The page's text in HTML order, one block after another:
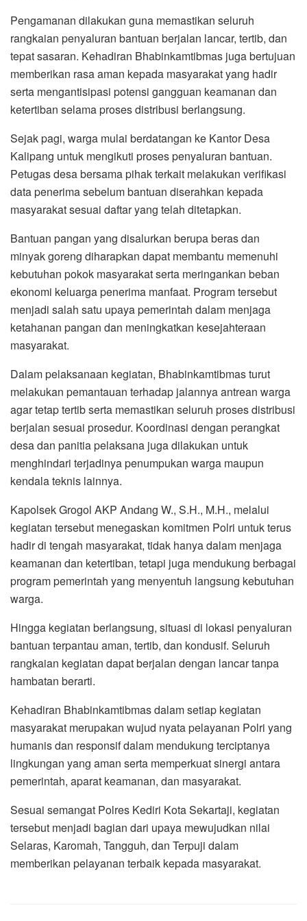
Pengamanan dilakukan guna memastikan seluruh
rangkaian penyaluran bantuan berjalan lancar, tertib, dan
tepat sasaran. Kehadiran Bhabinkamtibmas juga bertujuan
memberikan rasa aman kepada masyarakat yang hadir
serta mengantisipasi potensi gangguan keamanan dan
ketertiban selama proses distribusi berlangsung.
Sejak pagi, warga mulai berdatangan ke Kantor Desa
Kalipang untuk mengikuti proses penyaluran bantuan.
Petugas desa bersama pihak terkait melakukan verifikasi
data penerima sebelum bantuan diserahkan kepada
masyarakat sesuai daftar yang telah ditetapkan.
Bantuan pangan yang disalurkan berupa beras dan
minyak goreng diharapkan dapat membantu memenuhi
kebutuhan pokok masyarakat serta meringankan beban
ekonomi keluarga penerima manfaat. Program tersebut
menjadi salah satu upaya pemerintah dalam menjaga
ketahanan pangan dan meningkatkan kesejahteraan
masyarakat.
Dalam pelaksanaan kegiatan, Bhabinkamtibmas turut
melakukan pemantauan terhadap jalannya antrean warga
agar tetap tertib serta memastikan seluruh proses distribusi
berjalan sesuai prosedur. Koordinasi dengan perangkat
desa dan panitia pelaksana juga dilakukan untuk
menghindari terjadinya penumpukan warga maupun
kendala teknis lainnya.
Kapolsek Grogol AKP Andang W., S.H., M.H., melalui
kegiatan tersebut menegaskan komitmen Polri untuk terus
hadir di tengah masyarakat, tidak hanya dalam menjaga
keamanan dan ketertiban, tetapi juga mendukung berbagai
program pemerintah yang menyentuh langsung kebutuhan
warga.
Hingga kegiatan berlangsung, situasi di lokasi penyaluran
bantuan terpantau aman, tertib, dan kondusif. Seluruh
rangkaian kegiatan dapat berjalan dengan lancar tanpa
hambatan berarti.
Kehadiran Bhabinkamtibmas dalam setiap kegiatan
masyarakat merupakan wujud nyata pelayanan Polri yang
humanis dan responsif dalam mendukung terciptanya
lingkungan yang aman serta memperkuat sinergi antara
pemerintah, aparat keamanan, dan masyarakat.
Sesuai semangat Polres Kediri Kota Sekartaji, kegiatan
tersebut menjadi bagian dari upaya mewujudkan nilai
Selaras, Karomah, Tangguh, dan Terpuji dalam
memberikan pelayanan terbaik kepada masyarakat.